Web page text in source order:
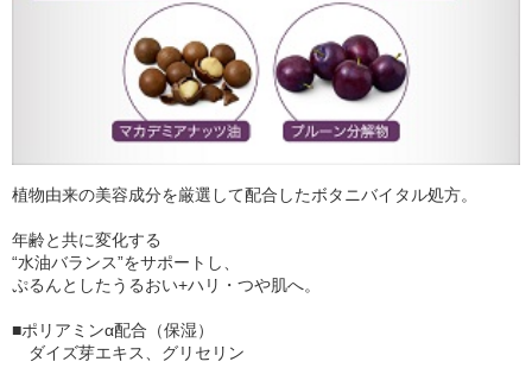
植物由来の美容成分を厳選して配合したボタニバイタル処方。
年齢と共に変化する
“水油バランス”をサポートし、
ぷるんとしたうるおい+ハリ・つや肌へ。
■ポリアミンα配合（保湿）
ダイズ芽エキス、グリセリン